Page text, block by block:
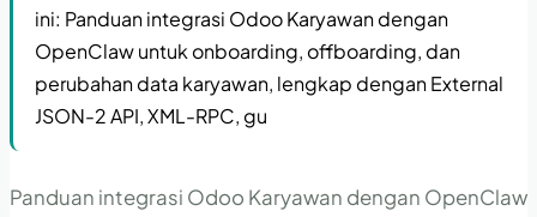
ini: Panduan integrasi Odoo Karyawan dengan
OpenClaw untuk onboarding, offboarding, dan
perubahan data karyawan, lengkap dengan External
JSON-2 API, XML-RPC, gu
Panduan integrasi Odoo Karyawan dengan OpenClaw